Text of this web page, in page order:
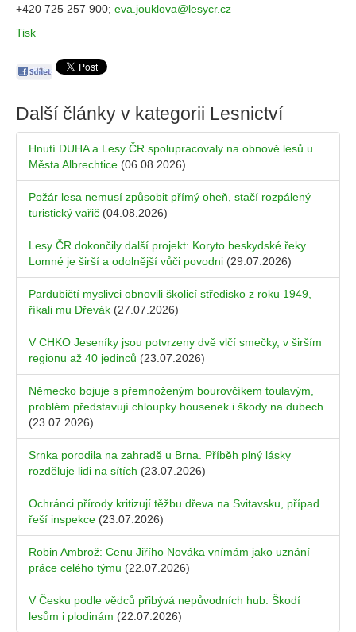
+420 725 257 900; eva.jouklova@lesycr.cz
Tisk
Další články v kategorii Lesnictví
Hnutí DUHA a Lesy ČR spolupracovaly na obnově lesů u
Města Albrechtice (06.08.2026)
Požár lesa nemusí způsobit přímý oheň, stačí rozpálený
turistický vařič (04.08.2026)
Lesy ČR dokončily další projekt: Koryto beskydské řeky
Lomné je širší a odolnější vůči povodni (29.07.2026)
Pardubičtí myslivci obnovili školicí středisko z roku 1949,
říkali mu Dřevák (27.07.2026)
V CHKO Jeseníky jsou potvrzeny dvě vlčí smečky, v širším
regionu až 40 jedinců (23.07.2026)
Německo bojuje s přemnoženým bourovčíkem toulavým,
problém představují chloupky housenek i škody na dubech
(23.07.2026)
Srnka porodila na zahradě u Brna. Příběh plný lásky
rozděluje lidi na sítích (23.07.2026)
Ochránci přírody kritizují těžbu dřeva na Svitavsku, případ
řeší inspekce (23.07.2026)
Robin Ambrož: Cenu Jiřího Nováka vnímám jako uznání
práce celého týmu (22.07.2026)
V Česku podle vědců přibývá nepůvodních hub. Škodí
lesům i plodinám (22.07.2026)